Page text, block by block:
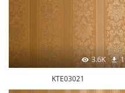
3.6K 1
KTE03021